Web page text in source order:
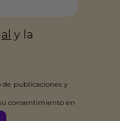
y la
de publicaciones y
consentimiento en